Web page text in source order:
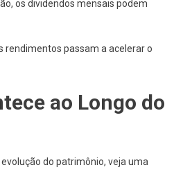
os dividendos mensais podem
rendimentos passam a acelerar o
ao Longo do
do patrimônio, veja uma